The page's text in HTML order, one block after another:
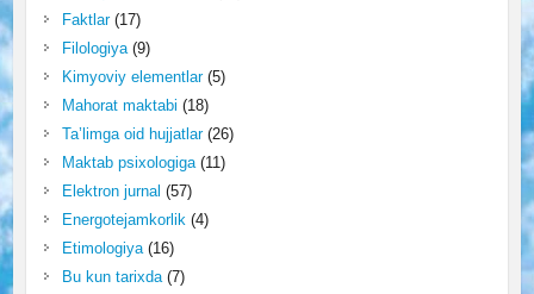
Faktlar(17)
Filologiya(9)
Kimyoviy elementlar(5)
Mahorat maktabi (18)
Ta’limga oid hujjatlar(26)
Maktab psixologiga(11)
Elektron jurnal (57)
Energotejamkorlik(4)
Etimologiya(16)
Bu kun tarixda(7)